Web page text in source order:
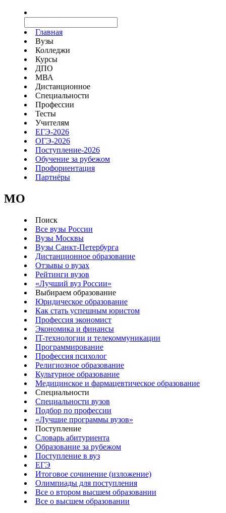
Главная
Вузы
Колледжи
Курсы
ДПО
МВА
Дистанционное
Специальности
Профессии
Тесты
Учителям
ЕГЭ-2026
ОГЭ-2026
Поступление-2026
Обучение за рубежом
Профориентация
Партнёры
MO
Поиск
Все вузы России
Вузы Москвы
Вузы Санкт-Петербурга
Дистанционное образование
Отзывы о вузах
Рейтинги вузов
«Лучший вуз России»
Выбираем образование
Юридическое образование
Как стать успешным юристом
Профессия экономист
Экономика и финансы
IT-технологии и телекоммуникации
Программирование
Профессия психолог
Религиозное образование
Культурное образование
Медицинское и фармацевтическое образование
Специальности
Специальности вузов
Подбор по профессии
«Лучшие программы вузов»
Поступление
Словарь абитуриента
Образование за рубежом
Поступление в вуз
ЕГЭ
Итоговое сочинение (изложение)
Олимпиады для поступления
Все о втором высшем образовании
Все о высшем образовании